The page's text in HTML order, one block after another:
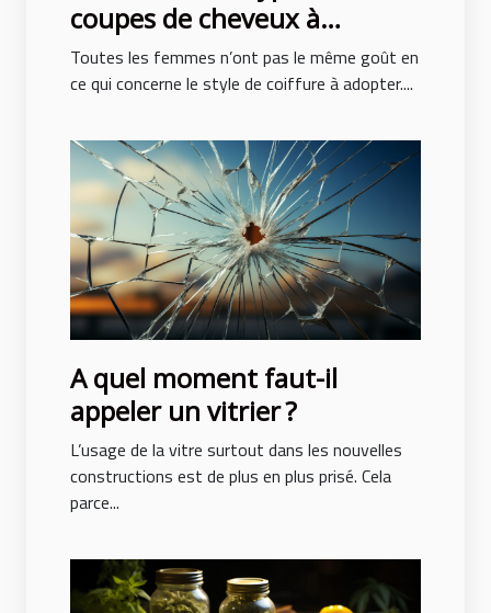
coupes de cheveux à
adopter pour ne pas subir de
traumatisme ?
Toutes les femmes n’ont pas le même goût en
ce qui concerne le style de coiffure à adopter....
A quel moment faut-il
appeler un vitrier ?
L’usage de la vitre surtout dans les nouvelles
constructions est de plus en plus prisé. Cela
parce...